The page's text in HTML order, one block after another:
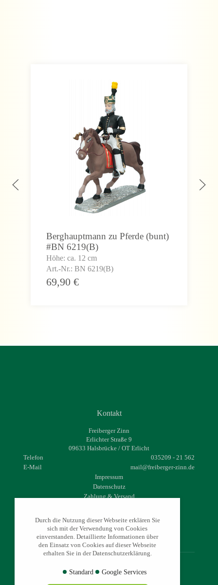
Berghauptmann zu Pferde (bunt)
#BN 6219(B)
Höhe: ca. 12 cm
Art.-Nr.: BN 6219(B)
69,90 €
Kontakt
Freiberger Zinn
Erlichter Straße 9
09633 Halsbrücke / OT Erlicht
Telefon
035209 - 21 562
E-Mail
mail@freiberger-zinn.de
Impressum
Datenschutz
Zahlung & Versand
© 2026 - freiberger-zinn.de
Durch die Nutzung dieser Webseite erklären Sie
sich mit der Verwendung von Cookies
einverstanden. Detaillierte Informationen über
den Einsatz von Cookies auf dieser Webseite
erhalten Sie in der Datenschutzerklärung.
Standard Google Services